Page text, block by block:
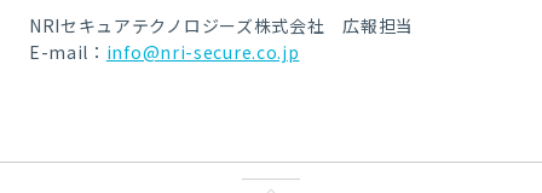
NRIセキュアテクノロジーズ株式会社 広報担当
E-mail： info@nri-secure.co.jp